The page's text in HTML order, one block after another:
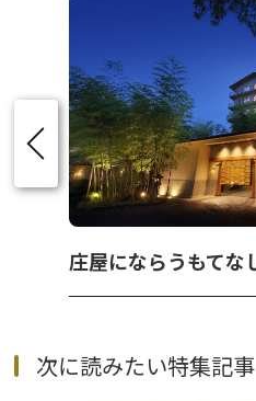
次に読みたい特集記事